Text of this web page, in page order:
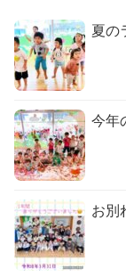
夏の
今年
お別